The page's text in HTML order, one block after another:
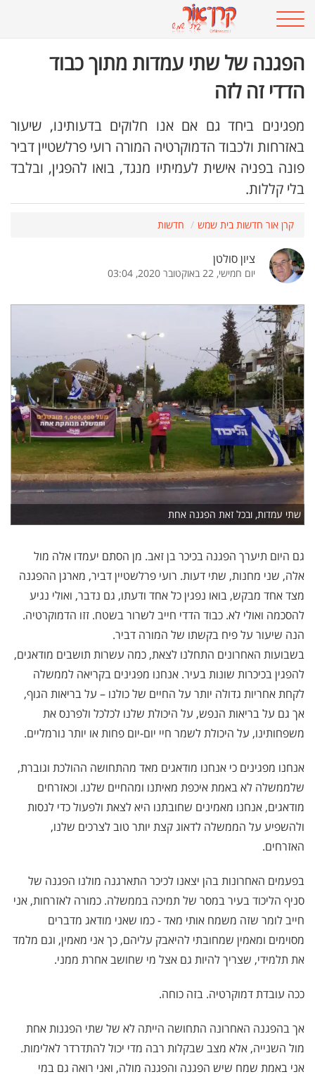
הפגנה של שתי עמדות מתוך כבוד
הדדי זה לזה
מפגינים ביחד גם אם אנו חלוקים בדעותינו, שיעור
באזרחות ולכבוד הדמוקרטיה המורה רועי פרלשטיין דביר
פונה בפניה אישית לעמיתיו מנגד, בואו להפגין, ובלבד
בלי קללות.
קרן אור חדשות בית שמש חדשות
ציון סולטן
יום חמישי, 22 באוקטובר 2020, 03:04
שתי עמדות, ובכל זאת הפגנה אחת
גם היום תיערך הפגנה בכיכר בן זאב. מן הסתם יעמדו אלה מול
אלה, שני מחנות, שתי דעות. רועי פרלשטיין דביר, מארגן ההפגנה
מצד אחד מבקש, בואו נפגין כל אחד ודעתו, גם נדבר, ואולי נגיע
להסכמה ואולי לא. כבוד הדדי חייב לשרור בשטח. זזו הדמוקרטיה.
הנה שיעור על פיח בקשתו של המורה דביר.
בשבועות האחרונים התחלנו לצאת, כמה עשרות תושבים מודאגים,
להפגין בכיכרות שונות בעיר. אנחנו מפגינים בקריאה לממשלה
לקחת אחריות גדולה יותר על החיים של כולנו – על בריאות הגוף,
אך גם על בריאות הנפש, על היכולת שלנו לכלכל ולפרנס את
משפחותינו, על היכולת לשמר חיי יום-יום פחות או יותר נורמליים.
אנחנו מפגינים כי אנחנו מודאגים מאד מהתחושה ההולכת וגוברת,
שלממשלה לא באמת איכפת מאיתנו ומהחיים שלנו. וכאזרחים
מודאגים, אנחנו מאמינים שחובתנו היא לצאת ולפעול כדי לנסות
ולהשפיע על הממשלה לדאוג קצת יותר טוב לצרכים שלנו,
האזרחים.
בפעמים האחרונות בהן יצאנו לכיכר התארגנה מולנו הפגנה של
סניף הליכוד בעיר במסר של תמיכה בממשלה. כמורה לאזרחות, אני
חייב לומר שזה משמח אותי מאד - כמו שאני מודאג מדברים
מסוימים ומאמין שמחובתי להיאבק עליהם, כך אני מאמין, וגם מלמד
את תלמידי, שצריך להיות גם אצל מי שחושב אחרת ממני.
ככה עובדת דמוקרטיה. בזה כוחה.
אך בהפגנה האחרונה התחושה הייתה לא של שתי הפגנות אחת
מול השנייה, אלא מצב שבקלות רבה מדי יכול להתדרדר לאלימות.
אני באמת שמח שיש הפגנה והפגנה מולה, ואני רואה גם במי